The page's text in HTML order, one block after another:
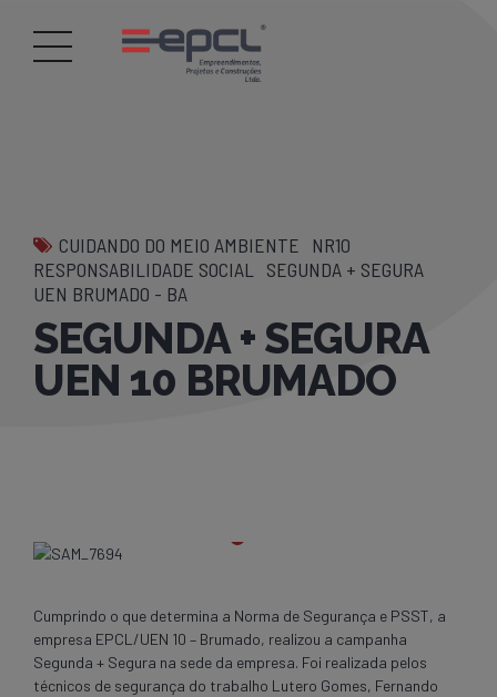
CUIDANDO DO MEIO AMBIENTE
NR10
RESPONSABILIDADE SOCIAL
SEGUNDA + SEGURA
UEN BRUMADO - BA
SEGUNDA + SEGURA
UEN 10 BRUMADO
Cumprindo o que determina a Norma de Segurança e PSST, a
empresa EPCL/UEN 10 – Brumado, realizou a campanha
Segunda + Segura na sede da empresa. Foi realizada pelos
técnicos de segurança do trabalho Lutero Gomes, Fernando